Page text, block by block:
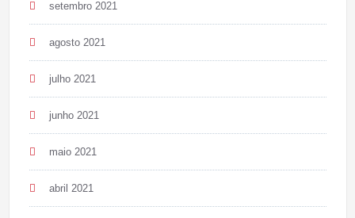
setembro 2021
agosto 2021
julho 2021
junho 2021
maio 2021
abril 2021